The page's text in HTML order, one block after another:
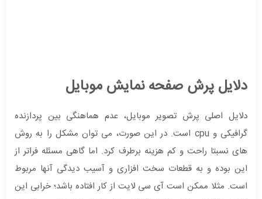
دلایل پرش صفحه نمایش موبایل
دلایل اصلی پرش تصویر موبایل، عدم هماهنگی بین پردازنده
گرافیکی و cpu است. در این صورت، می توان مشکل را به روش
های نسبتا راحت و کم هزینه برطرف کرد. اما گاهی مسئله فراتر از
این بوده و به قطعات سخت افزاری و آسیب دیدگی آنها مربوط
است. مثلا ممکن است آی سی لایت از کار افتاده باشد؛ خرابی این